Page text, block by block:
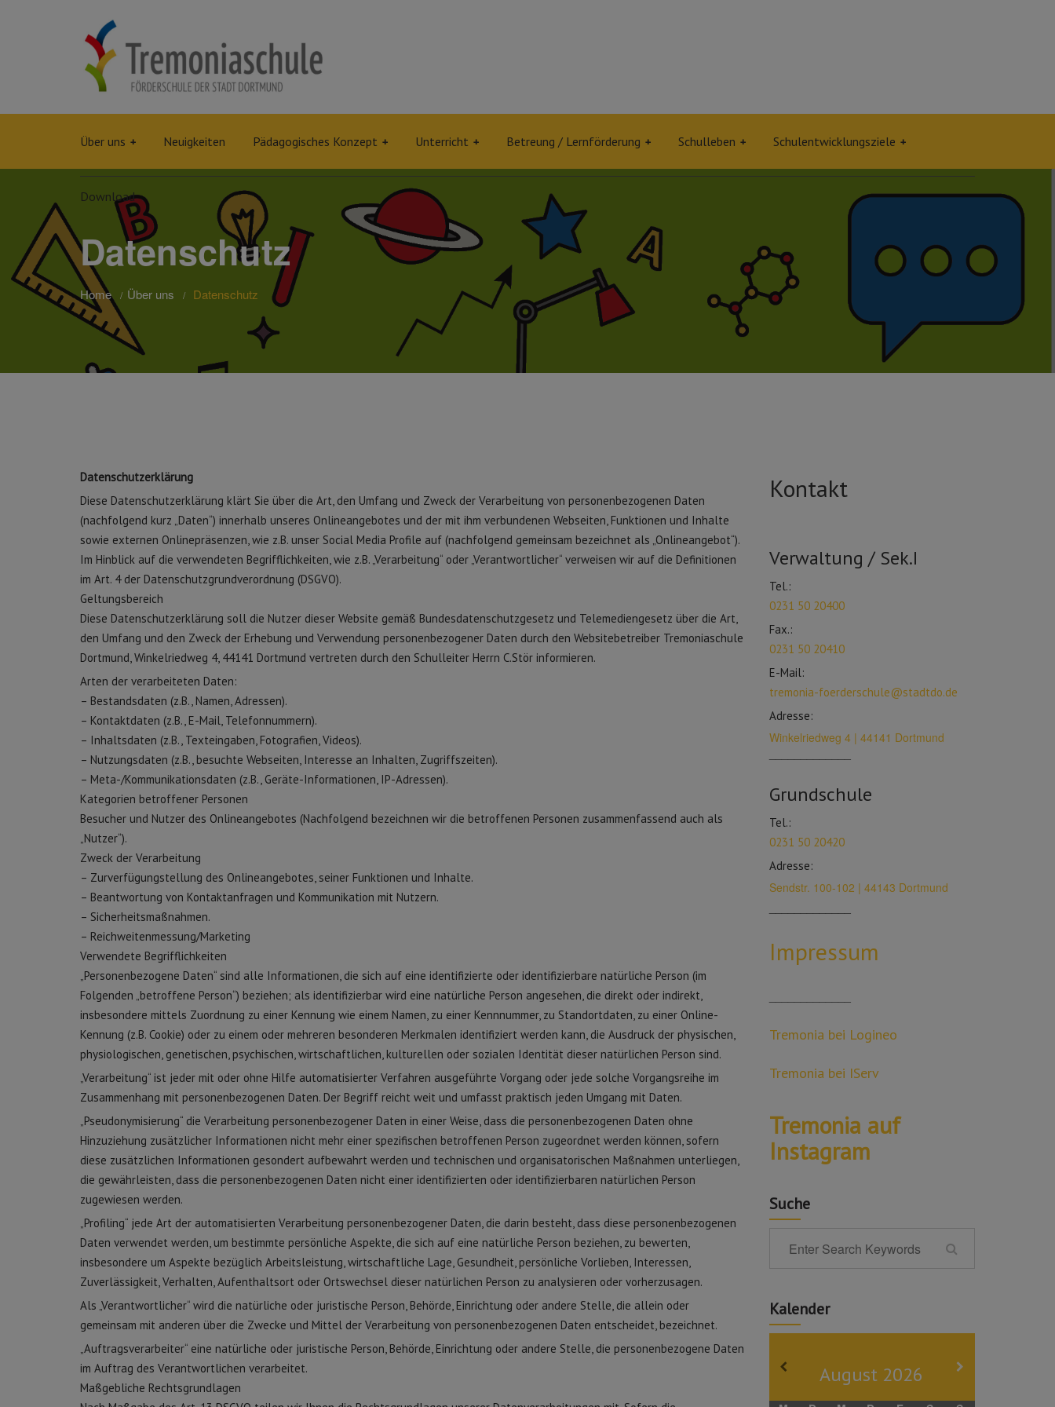
Über uns Neuigkeiten Pädagogisches Konzept Unterricht Betreung / Lernförderung Schulleben Schulentwicklungsziele
Download
Datenschutz
Home Über uns Datenschutz
Datenschutzerklärung
Diese Datenschutzerklärung klärt Sie über die Art, den Umfang und Zweck der Verarbeitung von personenbezogenen Daten
(nachfolgend kurz „Daten“) innerhalb unseres Onlineangebotes und der mit ihm verbundenen Webseiten, Funktionen und Inhalte
sowie externen Onlinepräsenzen, wie z.B. unser Social Media Profile auf (nachfolgend gemeinsam bezeichnet als „Onlineangebot“).
Im Hinblick auf die verwendeten Begrifflichkeiten, wie z.B. „Verarbeitung“ oder „Verantwortlicher“ verweisen wir auf die Definitionen
im Art. 4 der Datenschutzgrundverordnung (DSGVO).
Geltungsbereich
Diese Datenschutzerklärung soll die Nutzer dieser Website gemäß Bundesdatenschutzgesetz und Telemediengesetz über die Art,
den Umfang und den Zweck der Erhebung und Verwendung personenbezogener Daten durch den Websitebetreiber Tremoniaschule
Dortmund, Winkelriedweg 4, 44141 Dortmund vertreten durch den Schulleiter Herrn C.Stör informieren.
Arten der verarbeiteten Daten:
– Bestandsdaten (z.B., Namen, Adressen).
– Kontaktdaten (z.B., E-Mail, Telefonnummern).
– Inhaltsdaten (z.B., Texteingaben, Fotografien, Videos).
– Nutzungsdaten (z.B., besuchte Webseiten, Interesse an Inhalten, Zugriffszeiten).
– Meta-/Kommunikationsdaten (z.B., Geräte-Informationen, IP-Adressen).
Kategorien betroffener Personen
Besucher und Nutzer des Onlineangebotes (Nachfolgend bezeichnen wir die betroffenen Personen zusammenfassend auch als
„Nutzer“).
Zweck der Verarbeitung
– Zurverfügungstellung des Onlineangebotes, seiner Funktionen und Inhalte.
– Beantwortung von Kontaktanfragen und Kommunikation mit Nutzern.
– Sicherheitsmaßnahmen.
– Reichweitenmessung/Marketing
Verwendete Begrifflichkeiten
„Personenbezogene Daten“ sind alle Informationen, die sich auf eine identifizierte oder identifizierbare natürliche Person (im
Folgenden „betroffene Person“) beziehen; als identifizierbar wird eine natürliche Person angesehen, die direkt oder indirekt,
insbesondere mittels Zuordnung zu einer Kennung wie einem Namen, zu einer Kennnummer, zu Standortdaten, zu einer Online-
Kennung (z.B. Cookie) oder zu einem oder mehreren besonderen Merkmalen identifiziert werden kann, die Ausdruck der physischen,
physiologischen, genetischen, psychischen, wirtschaftlichen, kulturellen oder sozialen Identität dieser natürlichen Person sind.
„Verarbeitung“ ist jeder mit oder ohne Hilfe automatisierter Verfahren ausgeführte Vorgang oder jede solche Vorgangsreihe im
Zusammenhang mit personenbezogenen Daten. Der Begriff reicht weit und umfasst praktisch jeden Umgang mit Daten.
„Pseudonymisierung“ die Verarbeitung personenbezogener Daten in einer Weise, dass die personenbezogenen Daten ohne
Hinzuziehung zusätzlicher Informationen nicht mehr einer spezifischen betroffenen Person zugeordnet werden können, sofern
diese zusätzlichen Informationen gesondert aufbewahrt werden und technischen und organisatorischen Maßnahmen unterliegen,
die gewährleisten, dass die personenbezogenen Daten nicht einer identifizierten oder identifizierbaren natürlichen Person
zugewiesen werden.
„Profiling“ jede Art der automatisierten Verarbeitung personenbezogener Daten, die darin besteht, dass diese personenbezogenen
Daten verwendet werden, um bestimmte persönliche Aspekte, die sich auf eine natürliche Person beziehen, zu bewerten,
insbesondere um Aspekte bezüglich Arbeitsleistung, wirtschaftliche Lage, Gesundheit, persönliche Vorlieben, Interessen,
Zuverlässigkeit, Verhalten, Aufenthaltsort oder Ortswechsel dieser natürlichen Person zu analysieren oder vorherzusagen.
Als „Verantwortlicher“ wird die natürliche oder juristische Person, Behörde, Einrichtung oder andere Stelle, die allein oder
gemeinsam mit anderen über die Zwecke und Mittel der Verarbeitung von personenbezogenen Daten entscheidet, bezeichnet.
„Auftragsverarbeiter“ eine natürliche oder juristische Person, Behörde, Einrichtung oder andere Stelle, die personenbezogene Daten
im Auftrag des Verantwortlichen verarbeitet.
Maßgebliche Rechtsgrundlagen
Kontakt
Verwaltung / Sek.I
Tel.:
0231 50 20400
Fax.:
0231 50 20410
E-Mail:
tremonia-foerderschule@stadtdo.de
Adresse:
Winkelriedweg 4 | 44141 Dortmund
Grundschule
Tel.:
0231 50 20420
Adresse:
Sendstr. 100-102 | 44143 Dortmund
Impressum
Tremonia bei Logineo
Tremonia bei IServ
Tremonia auf
Instagram
Suche
Kalender
August 2026